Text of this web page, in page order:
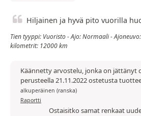
Hiljainen ja hyvä pito vuorilla
Tien tyyppi: Vuoristo - Ajo: Normaali -
kilometrit: 12000 km
Käännetty arvostelu, jonka on jättänyt
perusteella 21.11.2022 ostetusta
alkuperäinen (ranska)
Raportti
Ostaisitko samat renkaat